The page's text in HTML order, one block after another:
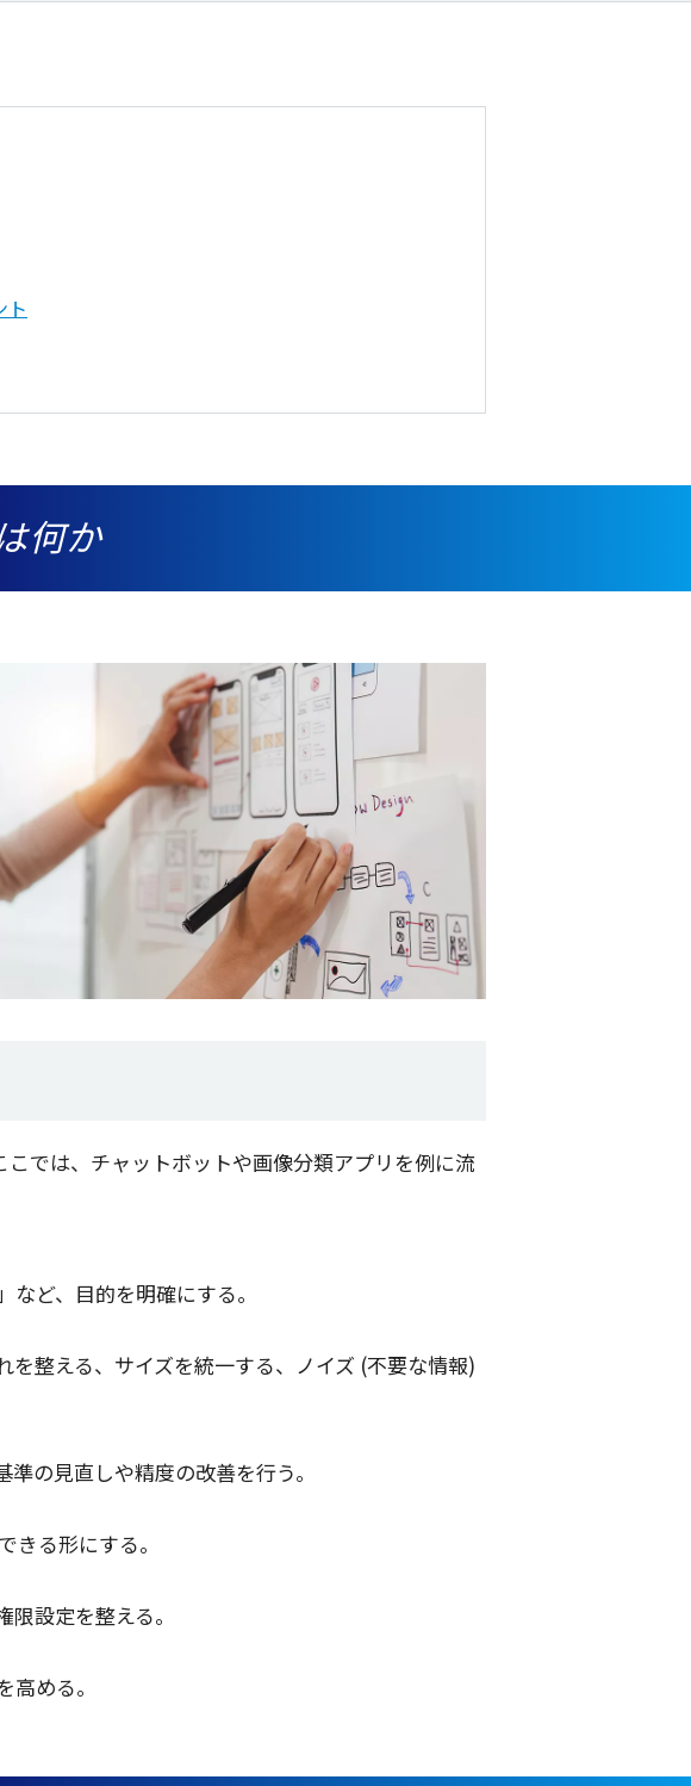
ト
何か
では、 チャットボットや画像分類アプリ を例に流
など、 目的を明確にする。
を整える、 サイズを統一する、 ノイズ (不要な情報)
準の見直しや精度の改善を行う。
きる形にする。
限設定を整える。
高める。